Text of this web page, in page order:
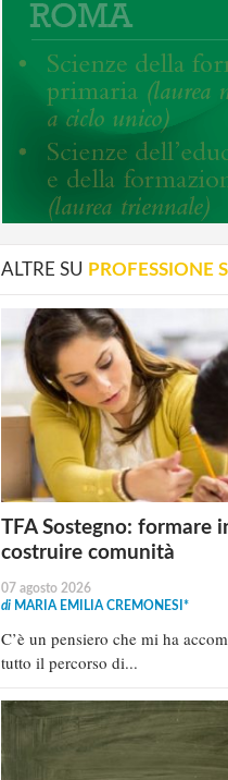
ALTRE SU PROFESSIONE
TFA Sostegno: formare
costruire comunità
07 agosto 2026
di MARIA EMILIA CREMONESI*
C’è un pensiero che mi ha
tutto il percorso di...